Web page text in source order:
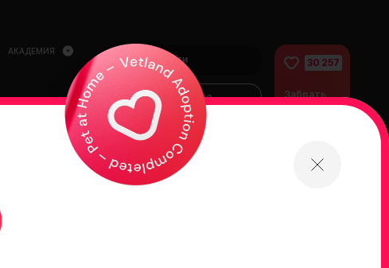
АКАДЕМИЯ
Войти
Финансово
помочь
питомцам
30 257
Забрать
питомца